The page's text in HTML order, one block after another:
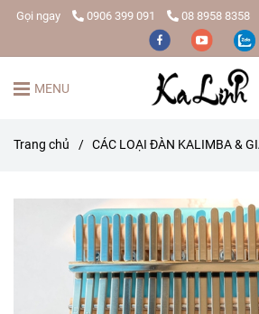
Gọi ngay 0906 399 091 08 8958 8358
MENU
Trang chủ / CÁC LOẠI ĐÀN KALIMBA &